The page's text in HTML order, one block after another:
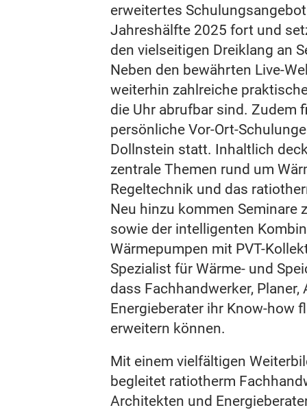
erweitertes
Jahreshälfte 2025 fort und
den vielseitigen Dreiklang an
Neben den bewährten Live-
weiterhin zahlreiche
die Uhr abrufbar sind. Zudem
persönliche Vor-Ort-
Dollnstein statt. Inhaltlich
zentrale Themen rund um
Regeltechnik und das
Neu hinzu kommen Seminare
sowie der intelligenten
Wärmepumpen mit PVT-
Spezialist für Wärme- und
dass Fachhandwerker,
Energieberater ihr Know-how
erweitern können.
Mit einem vielfältigen
begleitet ratiotherm
Architekten und